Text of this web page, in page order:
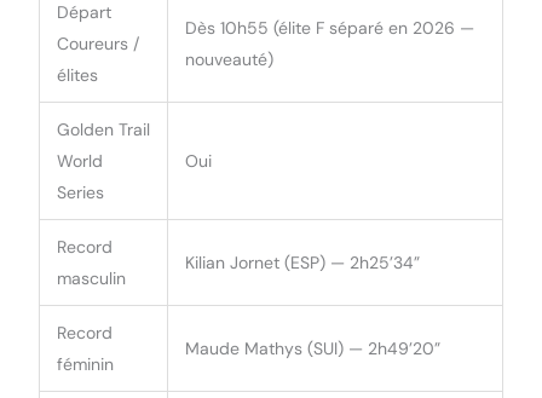
Départ
Coureurs /
élites
Dès 10h55 (élite F séparé en 2026 —
nouveauté)
Golden Trail
World
Series
Oui
Record
masculin
Kilian Jornet (ESP) — 2h25’34”
Record
féminin
Maude Mathys (SUI) — 2h49’20”